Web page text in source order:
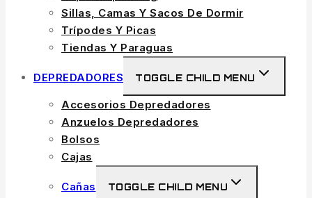
Sillas, Camas Y Sacos De Dormir
Trípodes Y Picas
Tiendas Y Paraguas
DEPREDADORES TOGGLE CHILD MENU
Accesorios Depredadores
Anzuelos Depredadores
Bolsos
Cajas
Cañas TOGGLE CHILD MENU